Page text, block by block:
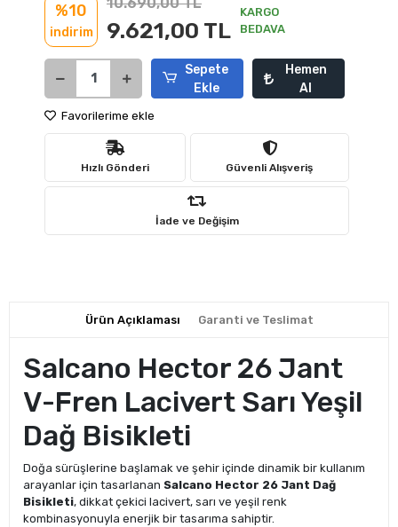
%10
indirim 9.621,00 TL
KARGO
BEDAVA
Sepete
Ekle
Hemen
Al
Favorilerime ekle
Hızlı Gönderi Güvenli Alışveriş
İade ve Değişim
Ürün Açıklaması Garanti ve Teslimat
Salcano Hector 26 Jant
V-Fren Lacivert Sarı Yeşil
Dağ Bisikleti
Doğa sürüşlerine başlamak ve şehir içinde dinamik bir kullanım
arayanlar için tasarlanan Salcano Hector 26 Jant Dağ
Bisikleti, dikkat çekici lacivert, sarı ve yeşil renk
kombinasyonuyla enerjik bir tasarıma sahiptir.